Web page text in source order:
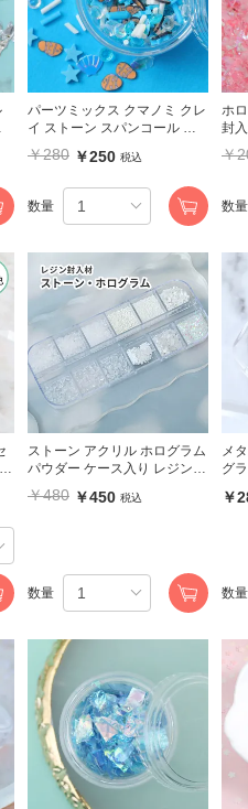
パーツミックス クマノミ クレ
イ ストーン スパンコール 封
￥280 ￥250 税込
数量
ホ
￥
数量
ストーン アクリル ホログラム
パウダー ケース入り レジン封
￥480 ￥450 税込
数量
メ
グ
￥
数量